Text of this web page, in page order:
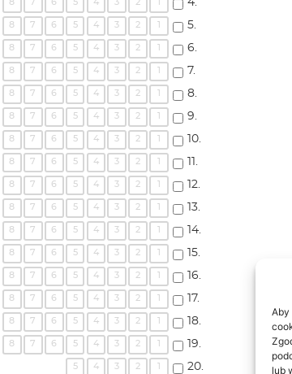
Aby
lub